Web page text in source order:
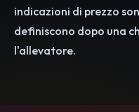
indicazioni di prezzo
definiscono dopo una
l'allevatore.